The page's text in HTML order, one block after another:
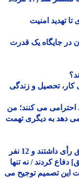
امنیت
جایگاه یک قدرت
کار، تحصیل و زندگی
می کنند؛ من
به دیگری تهمت
پزشکیان: در شورای امنیت 12 یا 13 نفر حق رأی داشتند و 12 نفر
کردند / نه تنها
تصمیم توجیح می